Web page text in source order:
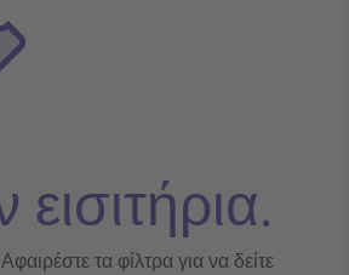
τα φίλτρα για να δείτε